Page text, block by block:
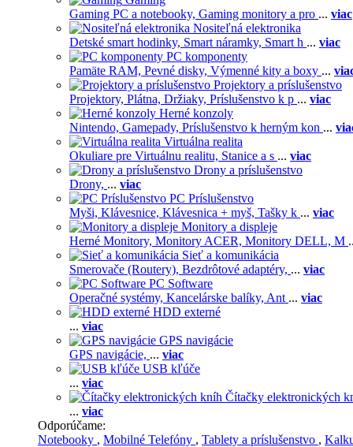
Gaming PC a notebooky, Gaming monitory a pro ... viac
Nositeľná elektronika
Detské smart hodinky, Smart náramky, Smart h ... viac
PC komponenty
Pamäte RAM, Pevné disky, Výmenné kity a boxy ...
Projektory a príslušenstvo
Projektory, Plátna, Držiaky, Príslušenstvo k p ... viac
Herné konzoly
Nintendo, Gamepady, Príslušenstvo k herným kon ...
Virtuálna realita
Okuliare pre Virtuálnu realitu, Stanice a s ... viac
Drony a príslušenstvo
Drony, ... viac
PC Príslušenstvo
Myši, Klávesnice, Klávesnica + myš, Tašky k ... viac
Monitory a displeje
Herné Monitory, Monitory ACER, Monitory DELL, M
Sieť a komunikácia
Smerovače (Routery), Bezdrôtové adaptéry, ... viac
PC Software
Operačné systémy, Kancelárske balíky, Ant ... viac
HDD externé
... viac
GPS navigácie
GPS navigácie, ... viac
USB kľúče
... viac
Čítačky elektronických
... viac
Odporúčame:
Notebooky , Mobilné Telefóny , Tablety a príslušenstvo ,